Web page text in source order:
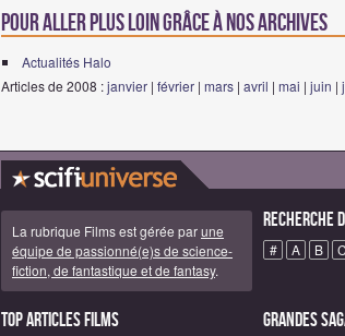
Pour aller plus loin grâce à nos archives
Actualités Halo
Articles de 2008 :janvier | février | mars | avril | mai | juin |
La rubrique Films est gérée parune
équipe de passionné(e)s de science-
fiction, de fantastique et de fantasy.
Recherche
# A B C
Top articles Films Grandes